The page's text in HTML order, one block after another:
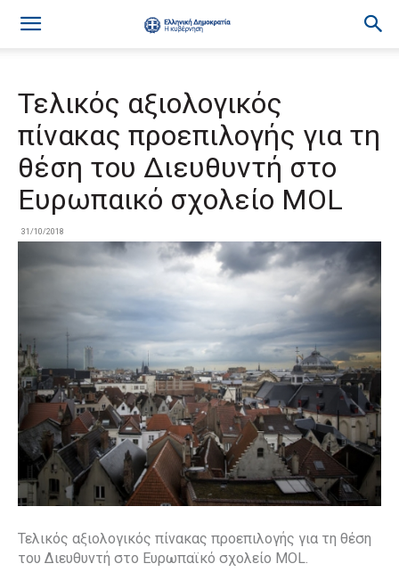
Τελικός αξιολογικός
πίνακας προεπιλογής για τη
θέση του Διευθυντή στο
Ευρωπαικό σχολείο MOL
31/10/2018
Τελικός αξιολογικός πίνακας προεπιλογής για τη θέση
του Διευθυντή στο Ευρωπαϊκό σχολείο MOL.